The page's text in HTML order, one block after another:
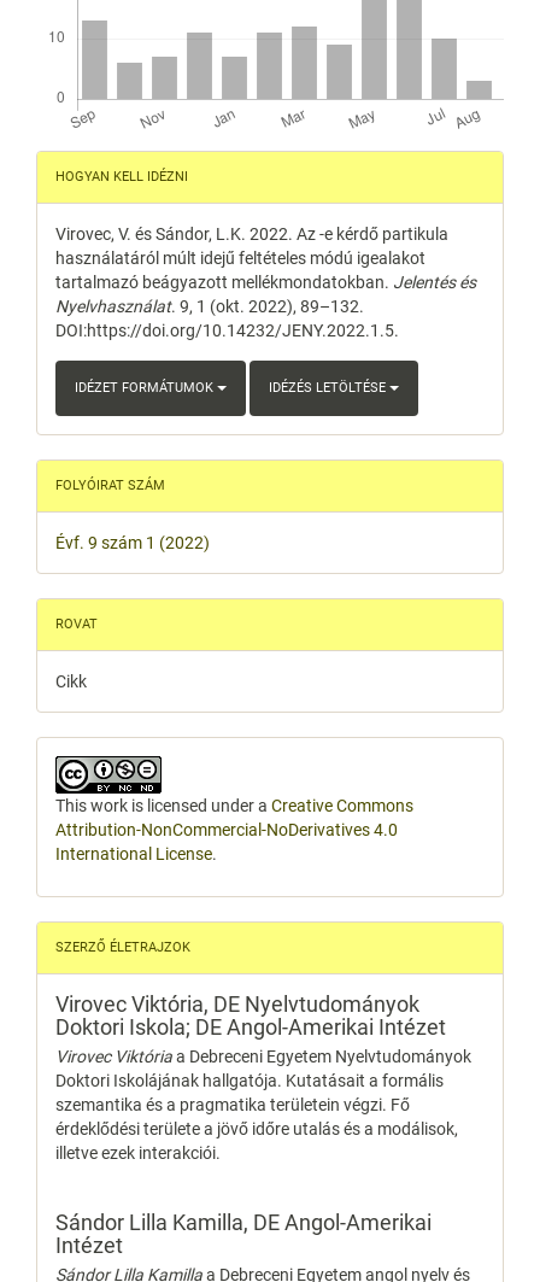
Article
Details
HOGYAN KELL IDÉZNI
Virovec, V. és Sándor, L.K. 2022. Az -e kérdő partikula
használatáról múlt idejű feltételes módú igealakot
tartalmazó beágyazott mellékmondatokban. Jelentés és
Nyelvhasználat. 9, 1 (okt. 2022), 89–132.
DOI:https://doi.org/10.14232/JENY.2022.1.5.
IDÉZET FORMÁTUMOK IDÉZÉS LETÖLTÉSE
FOLYÓIRAT SZÁM
Évf. 9 szám 1 (2022)
ROVAT
Cikk
This work is licensed under a Creative Commons
Attribution-NonCommercial-NoDerivatives 4.0
International License.
SZERZŐ ÉLETRAJZOK
Virovec Viktória, DE Nyelvtudományok
Doktori Iskola; DE Angol-Amerikai Intézet
Virovec Viktóriaa Debreceni Egyetem Nyelvtudományok
Doktori Iskolájának hallgatója. Kutatásait a formális
szemantika és a pragmatika területein végzi. Fő
érdeklődési területe a jövő időre utalás és a modálisok,
illetve ezek interakciói.
Sándor Lilla Kamilla, DE Angol-Amerikai
Intézet
Sándor Lilla Kamillaa Debreceni Egyetem angol nyelv és